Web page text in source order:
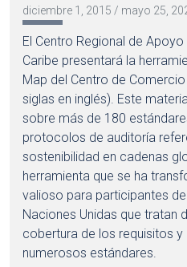
diciembre 1, 2015 / mayo 25,
El Centro Regional de
Caribe presentará la
Map del Centro de
siglas en inglés). Este
sobre más de 180
protocolos de auditoría
sostenibilidad en cadenas
herramienta que se ha
valioso para participantes
Naciones Unidas que tratan
cobertura de los requisitos
numerosos estándares.